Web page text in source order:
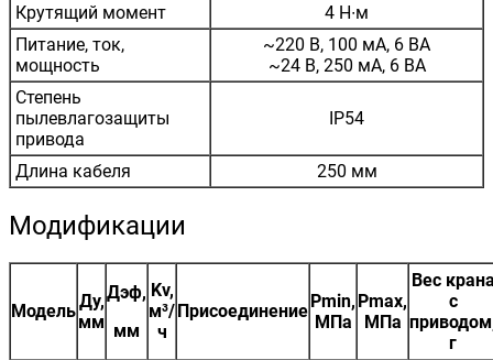
Крутящий момент
4 Н∙м
Питание, ток,
мощность
~220 В, 100 мА, 6 ВА
~24 В, 250 мА, 6 ВА
Степень
пылевлагозащиты
привода
IP54
Длина кабеля 250 мм
Модификации
МодельДу,
мм
Дэф,
мм
Kv,
м³/
ч
Присоединение Pmin,
МПа
Pmax,
МПа
Вес
с
г